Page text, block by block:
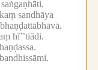
sandhāya
hī’’tiādi.